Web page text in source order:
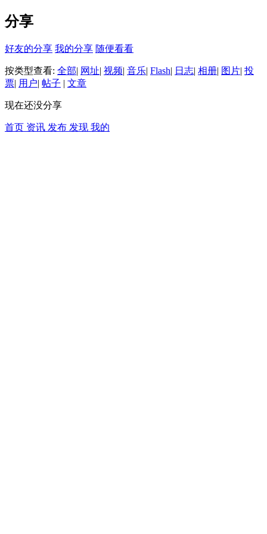
分享
好友的分享 我的分享 随便看看
按类型查看: 全部| 网址| 视频| 音乐| Flash| 日志| 相册| 图片| 投
票| 用户| 帖子 | 文章
现在还没分享
首页 资讯 发布 发现 我的